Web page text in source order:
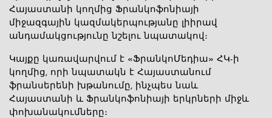
Հայաստանի կողմից Ֆրանկոֆոնիայի
միջազգային կազմակերպությանը լիիրավ
անդամակցությունը նշելու նպատակով։
Կայքը կառավարվում է «ՖրանկոՄեդիա» ՀԿ-ի
կողմից, որի նպատակն է Հայաստանում
ֆրանսերենի խթանումը, ինչպես նաև
Հայաստանի և Ֆրանկոֆոնիայի երկրների միջև
փոխանակումները։